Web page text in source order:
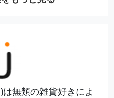
無類の雑貨好きによ